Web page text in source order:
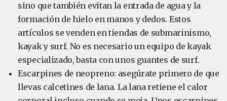
sino que también evitan la entrada de agua y la
formación de hielo en manos y dedos. Estos
artículos se venden en tiendas de submarinismo,
kayak y surf. No es necesario un equipo de kayak
especializado, basta con unos guantes de surf.
Escarpines de neopreno: asegúrate primero de que
llevas calcetines de lana. La lana retiene el calor